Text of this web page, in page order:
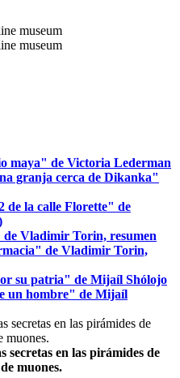
maya" de Victoria Lederman
granja cerca de Dikanka"
de la calle Florette" de
Vladimir Torin, resumen
de Vladimir Torin,
su patria" de Mijaíl Shólojo
un hombre" de Mijaíl
secretas en las pirámides de
muones.